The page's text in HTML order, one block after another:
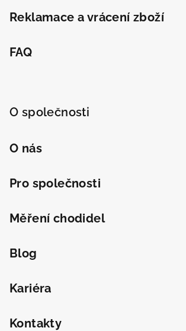
Reklamace a vrácení zboží
FAQ
O společnosti
O nás
Pro společnosti
Měření chodidel
Blog
Kariéra
Kontakty